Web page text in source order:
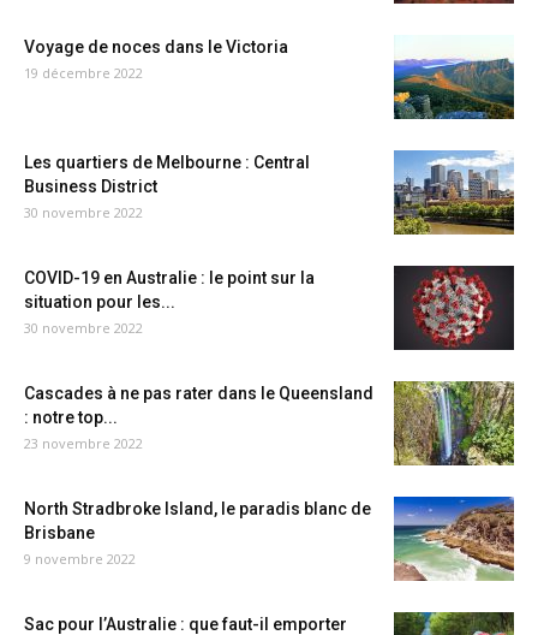
Voyage de noces dans le Victoria
19 décembre 2022
Les quartiers de Melbourne : Central
Business District
30 novembre 2022
COVID-19 en Australie : le point sur la
situation pour les...
30 novembre 2022
Cascades à ne pas rater dans le Queensland
: notre top...
23 novembre 2022
North Stradbroke Island, le paradis blanc de
Brisbane
9 novembre 2022
Sac pour l’Australie : que faut-il emporter